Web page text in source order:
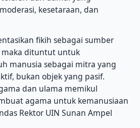
kesetaraan, dan
fikih sebagai sumber
maka dituntut untuk
manusia sebagai mitra yang
bukan objek yang pasif.
dan ulama memikul
agama untuk kemanusiaan
Rektor UIN Sunan Ampel